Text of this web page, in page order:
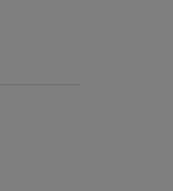
nové záložce